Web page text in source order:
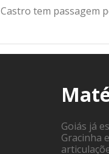
Castro tem passagem
Goiás já
Gracinha